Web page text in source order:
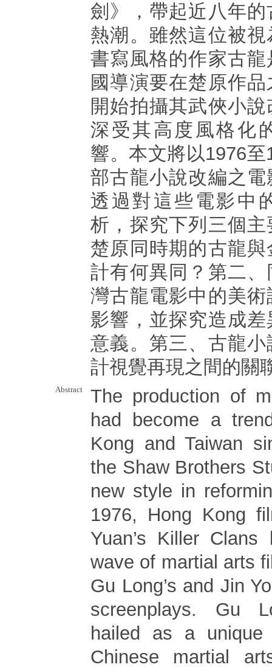
劍》，帶起近八年
熱潮。雖然這位被
書寫風格的作家古
國導演要在楚原作
開始拍攝其武俠小
深受其高度風格化
響。本文將以1976
部古龍小說改編之
透過對這些電影中
析，探究下列三個
楚原同時期的古龍
計有何異同？第二
灣古龍電影中的美
影響，並探究造成
意義。第三、古龍
計視覺再現之間的關
Abstract
The production of
had become a
Kong and Taiwan
the Shaw Brothers
new style in
1976, Hong Kong
Yuan’s Killer
wave of martial arts
Gu Long’s and Jin
screenplays. Gu
hailed as a unique
Chinese martial